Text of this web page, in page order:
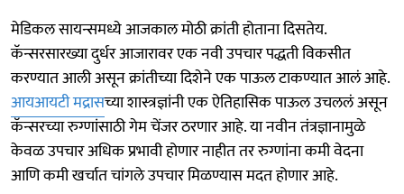
मेडिकल सायन्समध्ये आजकाल मोठी क्रांती होताना दिसतेय.
कॅन्सरसारख्या दुर्धर आजारावर एक नवी उपचार पद्धती विकसीत
करण्यात आली असून क्रांतीच्या दिशेने एक पाऊल टाकण्यात आलं आहे.
आयआयटी मद्रासच्या शास्त्रज्ञांनी एक ऐतिहासिक पाऊल उचललं असून
कॅन्सरच्या रुग्णांसाठी गेम चेंजर ठरणार आहे. या नवीन तंत्रज्ञानामुळे
केवळ उपचार अधिक प्रभावी होणार नाहीत तर रुग्णांना कमी वेदना
आणि कमी खर्चात चांगले उपचार मिळण्यास मदत होणार आहे.